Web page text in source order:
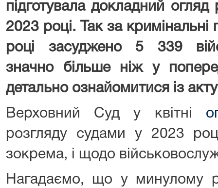
підготувала докладний
2023 році. Так за
році засуджено 5 339
значно більше ніж у
детально ознайомитися із
Верховний Суд у квітні
розгляду судами у 2023
зокрема, і щодо
Нагадаємо, що у минулому